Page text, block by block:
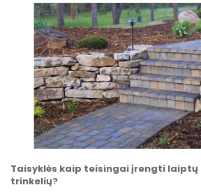
Taisyklės kaip teisingai įrengti laiptų
trinkelių?